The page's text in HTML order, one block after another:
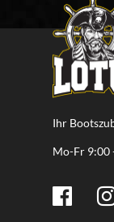
Ihr
Mo-Fr 9:00